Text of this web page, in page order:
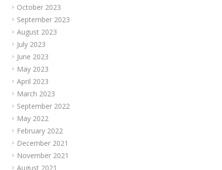
October 2023
September 2023
August 2023
July 2023
June 2023
May 2023
April 2023
March 2023
September 2022
May 2022
February 2022
December 2021
November 2021
August 2021